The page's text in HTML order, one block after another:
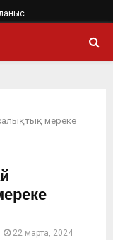
мереке
22 марта, 2024